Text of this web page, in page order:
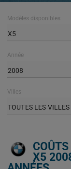
Modèles disponibles
X5
Année
2008
Villes
TOUTES LES VILLES
X5